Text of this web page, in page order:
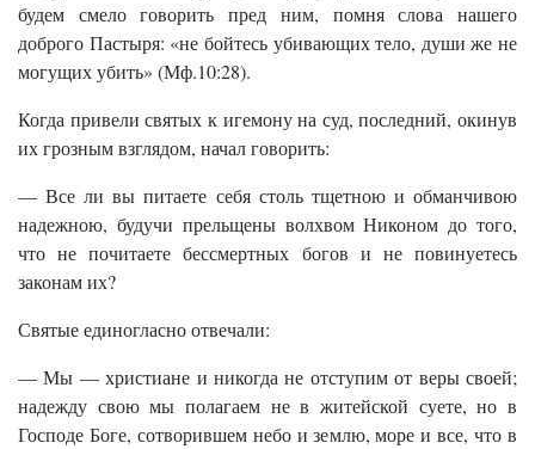
будем смело говорить пред ним, помня слова нашего
доброго Пастыря: «не бойтесь убивающих тело, души же не
могущих убить» (Мф.10:28).
Когда привели святых к игемону на суд, последний, окинув
их грозным взглядом, начал говорить:
— Все ли вы питаете себя столь тщетною и обманчивою
надежною, будучи прельщены волхвом Никоном до того,
что не почитаете бессмертных богов и не повинуетесь
законам их?
Святые единогласно отвечали:
— Мы — христиане и никогда не отступим от веры своей;
надежду свою мы полагаем не в житейской суете, но в
Господе Боге, сотворившем небо и землю, море и все, что в